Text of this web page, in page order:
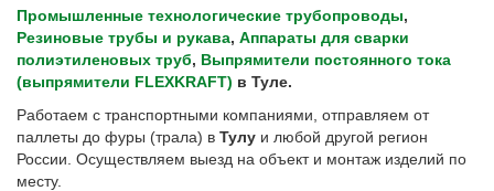
Промышленные технологические трубопроводы,
Резиновые трубы и рукава, Аппараты для сварки
полиэтиленовых труб, Выпрямители постоянного тока
(выпрямители FLEXKRAFT) в Туле.
Работаем с транспортными компаниями, отправляем от
паллеты до фуры (трала) в Тулу и любой другой регион
России. Осуществляем выезд на объект и монтаж изделий по
месту.